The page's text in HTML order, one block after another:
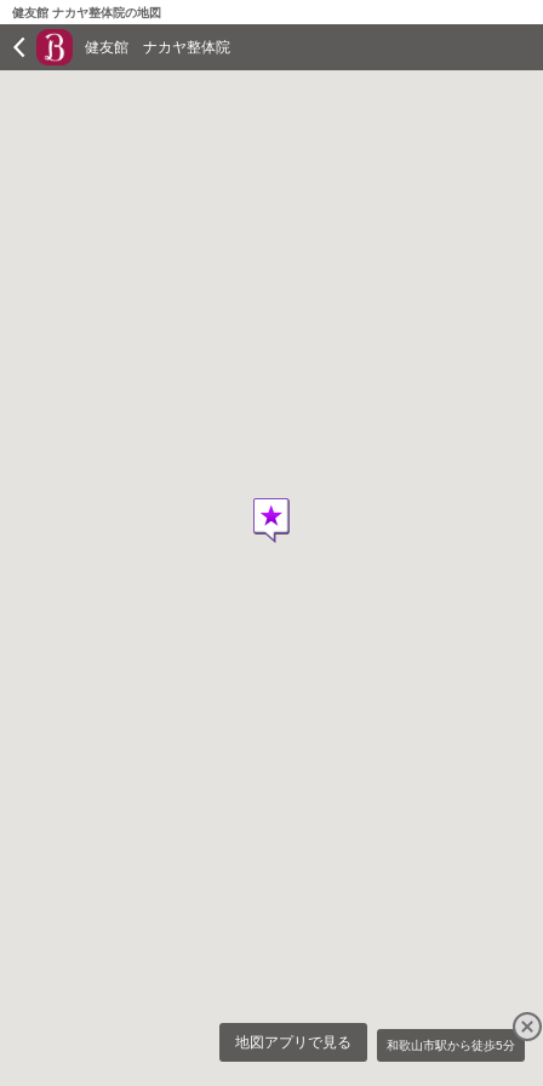
健友館 ナカヤ整体院の地図
健友館 ナカヤ整体院
和歌山市駅から徒歩5分
地図アプリで見る